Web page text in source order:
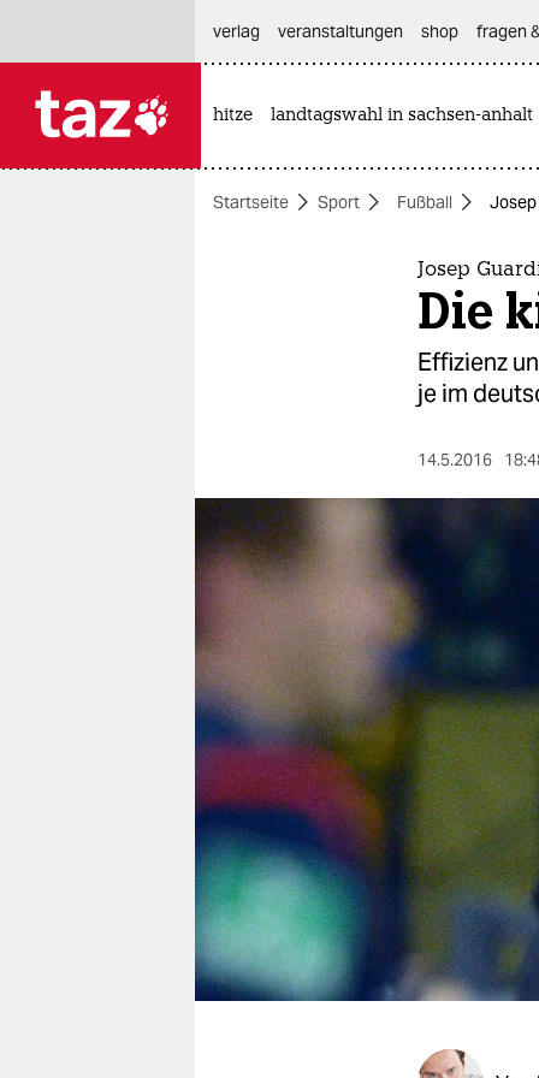
themen
berlin
nord
wahrheit
verlag
verlag
veranstaltungen
shop
fragen & hilfe
unterstützen
abo
verlag
veranstaltungen shop fragen
hitze landtagswahl in sachsen-anhalt
Startseite Sport Fußball Josep
Josep
Die
Effizienz
je im
14.5.2016